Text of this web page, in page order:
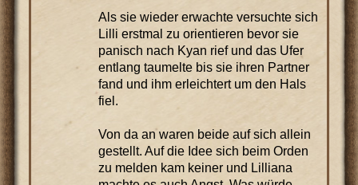
Als sie wieder erwachte versuchte sich
Lilli erstmal zu orientieren bevor sie
panisch nach Kyan rief und das Ufer
entlang taumelte bis sie ihren Partner
fand und ihm erleichtert um den Hals
fiel.
Von da an waren beide auf sich allein
gestellt. Auf die Idee sich beim Orden
zu melden kam keiner und Lilliana